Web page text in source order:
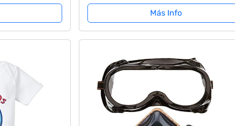
Autógrafo Firmado Por Bryan Cranston
Aaron Paul...
Más Info